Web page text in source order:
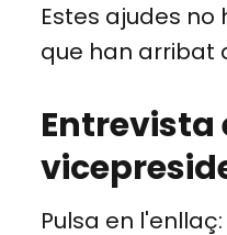
Estes ajudes
que han arribat
Entrevista
Pulsa en l'enllaç: